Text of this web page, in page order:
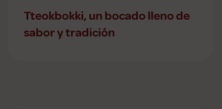
Tteokbokki, un bocado lleno de
sabor y tradición